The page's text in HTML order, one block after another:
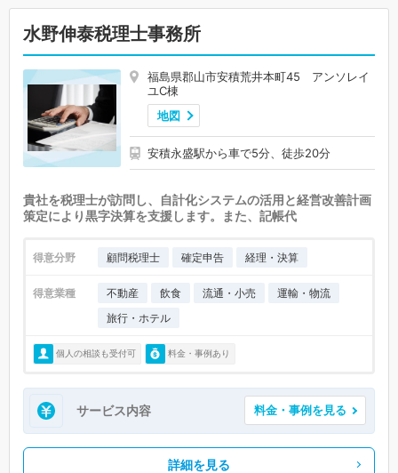
水野伸泰税理士事務所
福島県郡山市安積荒井本町45 アンソレイ
ユC棟
地図
安積永盛駅から車で5分、徒歩20分
貴社を税理士が訪問し、自計化システムの活用と経営改善計画
策定により黒字決算を支援します。また、記帳代
得意分野 顧問税理士 確定申告 経理・決算
得意業種 不動産 飲食 流通・小売
運輸・物流
旅行・ホテル
個人の相談も受付可 料金・事例あり
サービス内容 料金・事例を見る
詳細を見る